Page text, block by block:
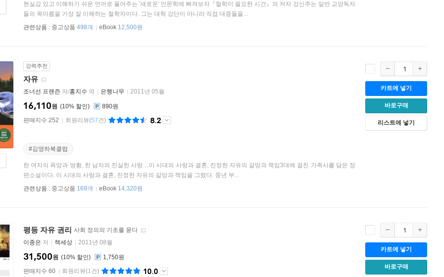
현실감 있고 이해하기 쉬운 언어로 풀어주는 '새로운' 인문학에 빠져보자『철학이 필요한 시간』의 저자 강신주는 일반 교양독자
들의 목마름을 가장 잘 이해하는 철학자이다. 그는 대학 강단이 아니라 직접 대중들을...
관련상품 : 중고상품 498개 eBook 12,500원
강력추천
자유
조너선 프랜즌 저/홍지수 역 은행나무 2011년 05월
10%
16,110원
890원
판매지수 252
회원리뷰(57건) 8.2
#김영하북클럽
한 여자의 욕망과 방황, 한 남자의 진실한 사랑…이 시대의 사랑과 결혼, 진정한 자유의 갈망과 책임3대에 걸친 가족사를 담은 장
편소설이다. 이 시대의 사랑과 결혼, 진정한 자유의 갈망과 책임을 그렸다. 중년 부...
관련상품 : 중고상품 169개 eBook 14,320원
카트에 넣기
바로구매
리스트에 넣기
평등 자유 권리 사회 정의의 기초를 묻다
이종은 저 책세상 2011년 08월
10%
31,500원
1,750원
판매지수 60
회원리뷰(1건) 10.0
카트에 넣기
바로구매